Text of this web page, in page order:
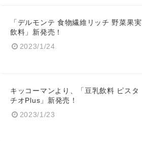
「デルモンテ 食物繊維リッチ 野菜果実
飲料」新発売！
2023/1/24
キッコーマンより、「豆乳飲料 ピスタ
チオPlus」新発売！
2023/1/23